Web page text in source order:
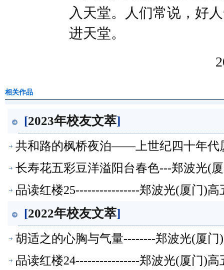
入天堂。人们常说，好
进天堂。
相关作品
[2023年校友文萃]
共和路的枫桥夜泊——上世纪四十年代
文萃】
长寿花五彩豆洋溢阳台春色---郑波光(
品读红楼25----------------郑波光(厦门)
[2022年校友文萃]
胡适之的心胸与气量--------郑波光(厦
品读红楼24----------------郑波光(厦门)